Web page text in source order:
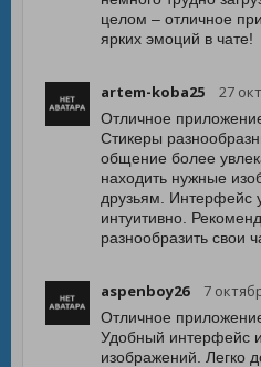
целом – отличное
ярких эмоций в чате!
artem-koba25 27
Отличное
Стикеры
общение более
находить нужные
друзьям. Интерфейс
интуитивно.
разнообразить свои
aspenboy26 7
Отличное
Удобный интерфейс
изображений. Легко